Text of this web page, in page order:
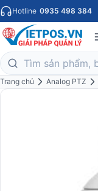
Hotline 0935 498 384
Trang chủ Analog PTZ